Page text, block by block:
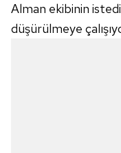
Alman ekibinin
düşürülmeye